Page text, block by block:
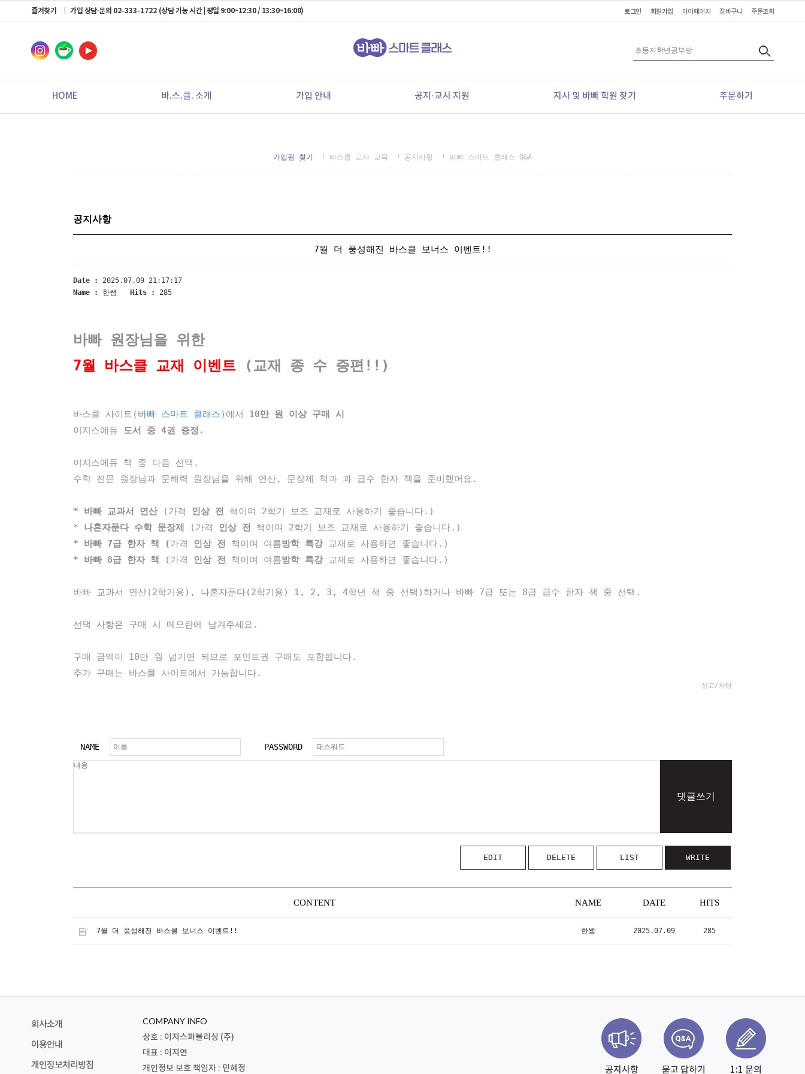
즐겨찾기 가입 상담·문의 02-333-1722 (상담 가능 시간 | 평일 9:00~12:30 / 13:30~16:00) 로그인 회원가입 마이페이지 장바구니 주문조회
HOME 바.스.클. 소개 가입 안내 공지·교사 지원 지사 및 바빠 학원 찾기 주문하기
가입원 찾기 바스클 교사 교육 공지사항 바빠 스마트 클래스 Q&A
공지사항
7월 더 풍성해진 바스클 보너스 이벤트!!
Date :
2025.07.09 21:17:17
Name :
한쌤 Hits : 285
바빠 원장님을 위한
7월 바스클 교재 이벤트 (교재 종 수 증편!!)
바스클 사이트(바빠 스마트 클래스 )에서 10만 원 이상 구매 시
이지스에듀 도서 중 4권 증정.
이지스에듀 책 중 다음 선택.
수학 전문 원장님과 문해력 원장님을 위해 연산, 문장제 책과 과 급수 한자 책을 준비했어요.
* 바빠 교과서 연산(가격 인상 전 책이며 2학기 보조 교재로 사용하기 좋습니다.)
* 나혼자푼다 수학 문장제 (가격 인상 전 책이며 2학기 보조 교재로 사용하기 좋습니다.)
* 바빠 7급 한자 책 (가격 인상 전 책이며 여름방학 특강교재로 사용하면 좋습니다.)
* 바빠 8급 한자 책
(가격 인상 전 책이며 여름방학 특강교재로 사용하면 좋습니다.)
바빠 교과서 연산(2학기용), 나혼자푼다(2학기용) 1, 2, 3, 4학년 책 중 선택)하거나 바빠 7급 또는 8급 급수 한자 책 중 선택.
선택 사항은 구매 시 메모란에 남겨주세요.
구매 금액이 10만 원 넘기면 되므로 포인트권 구매도 포함됩니다.
추가 구매는 바스클 사이트에서 가능합니다.
신고/차단
NAME PASSWORD
댓글쓰기
EDIT DELETE LIST WRITE
CONTENT NAME DATE HITS
7월 더 풍성해진 바스클 보너스 이벤트!! 한쌤 2025.07.09 285
회사소개
이용안내
개인정보처리방침
COMPANY INFO
상호 : 이지스퍼블리싱 (주)
대표 : 이지연
개인정보 보호 책임자 : 민혜정
공지사항 묻고 답하기 1:1 문의